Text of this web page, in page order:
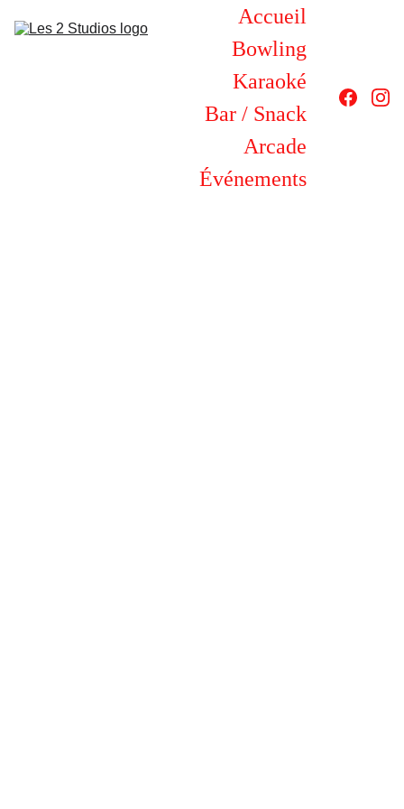
Accueil
Bowling
Karaoké
Bar / Snack
Arcade
Événements